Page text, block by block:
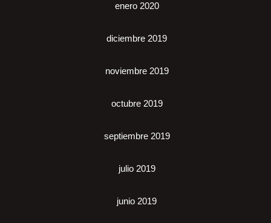
enero 2020
diciembre 2019
noviembre 2019
octubre 2019
septiembre 2019
julio 2019
junio 2019